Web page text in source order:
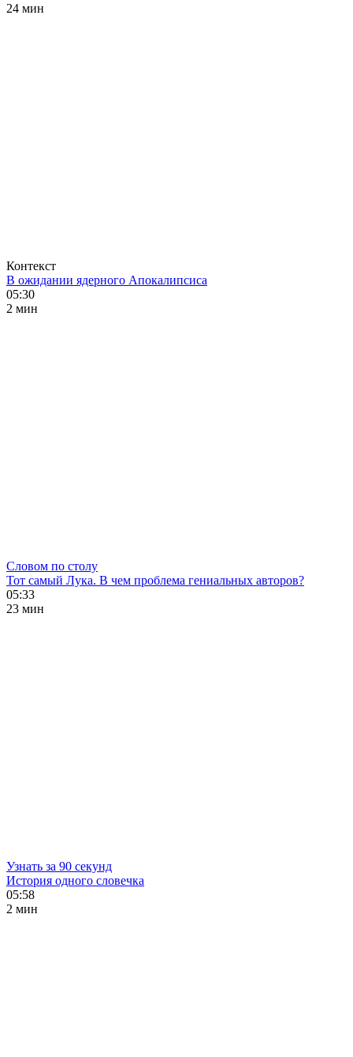
24 мин
Контекст
В ожидании ядерного Апокалипсиса
05:30
2 мин
Словом по столу
Тот самый Лука. В чем проблема гениальных авторов?
05:33
23 мин
Узнать за 90 секунд
История одного словечка
05:58
2 мин